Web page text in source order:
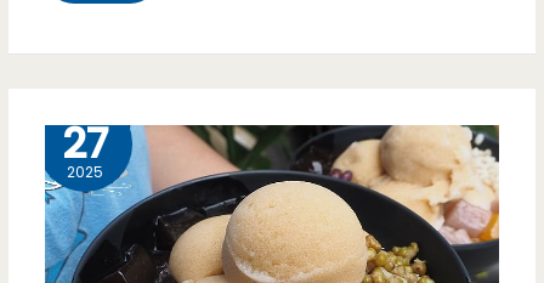
美
食-
微
27
2025